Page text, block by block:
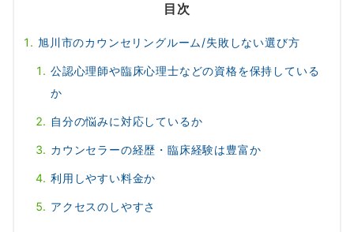
目次
旭川市のカウンセリングルーム/失敗しない選び方
公認心理師や臨床心理士などの資格を保持している
か
自分の悩みに対応しているか
カウンセラーの経歴・臨床経験は豊富か
利用しやすい料金か
アクセスのしやすさ